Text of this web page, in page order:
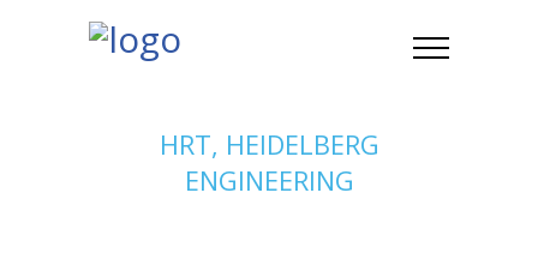
HRT, HEIDELBERG
ENGINEERING